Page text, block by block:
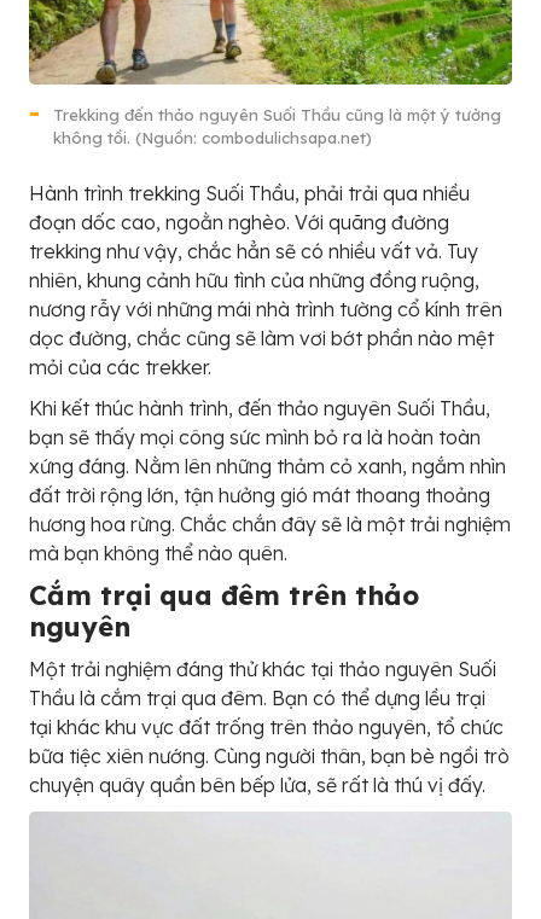
Trekking đến thảo nguyên Suối Thầu cũng là một ý tưởng
không tồi. (Nguồn: combodulichsapa.net)
Hành trình trekking Suối Thầu, phải trải qua nhiều
đoạn dốc cao, ngoằn nghèo. Với quãng đường
trekking như vậy, chắc hẳn sẽ có nhiều vất vả. Tuy
nhiên, khung cảnh hữu tình của những đồng ruộng,
nương rẫy với những mái nhà trình tường cổ kính trên
dọc đường, chắc cũng sẽ làm vơi bớt phần nào mệt
mỏi của các trekker.
Khi kết thúc hành trình, đến thảo nguyên Suối Thầu,
bạn sẽ thấy mọi công sức mình bỏ ra là hoàn toàn
xứng đáng. Nằm lên những thảm cỏ xanh, ngắm nhìn
đất trời rộng lớn, tận hưởng gió mát thoang thoảng
hương hoa rừng. Chắc chắn đây sẽ là một trải nghiệm
mà bạn không thể nào quên.
Cắm trại qua đêm trên thảo
nguyên
Một trải nghiệm đáng thử khác tại thảo nguyên Suối
Thầu là cắm trại qua đêm. Bạn có thể dựng lều trại
tại khác khu vực đất trống trên thảo nguyên, tổ chức
bữa tiệc xiên nướng. Cùng người thân, bạn bè ngồi trò
chuyện quây quần bên bếp lửa, sẽ rất là thú vị đấy.